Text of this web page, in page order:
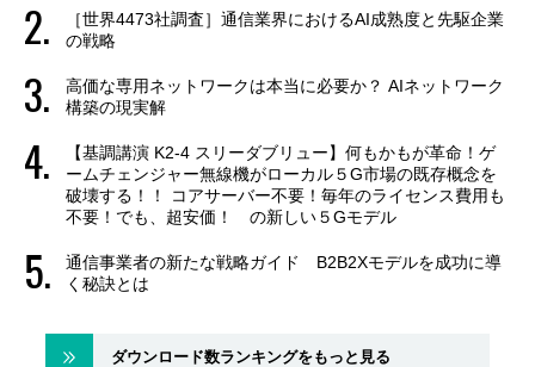
［世界4473社調査］通信業界におけるAI成熟度と先駆企業
の戦略
高価な専用ネットワークは本当に必要か？ AIネットワーク
構築の現実解
【基調講演 K2-4 スリーダブリュー】何もかもが革命！ゲ
ームチェンジャー無線機がローカル５G市場の既存概念を
破壊する！！ コアサーバー不要！毎年のライセンス費用も
不要！でも、超安価！ の新しい５Gモデル
通信事業者の新たな戦略ガイド B2B2Xモデルを成功に導
く秘訣とは
ダウンロード数ランキングをもっと見る